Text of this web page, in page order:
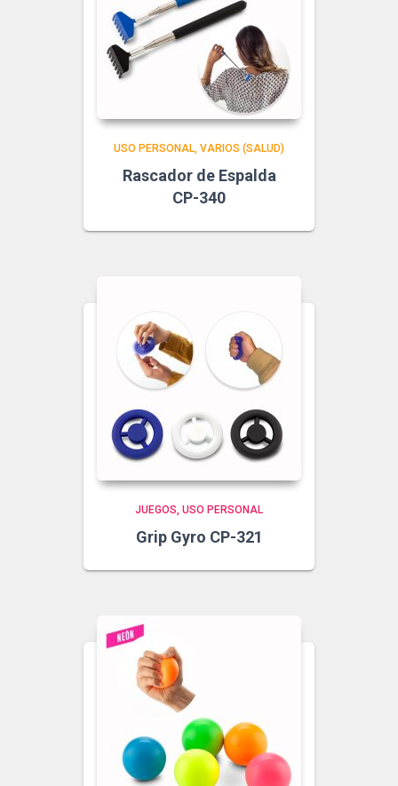
USO PERSONAL VARIOS (SALUD)
Rascador de Espalda
CP-340
JUEGOS USO PERSONAL
Grip Gyro CP-321